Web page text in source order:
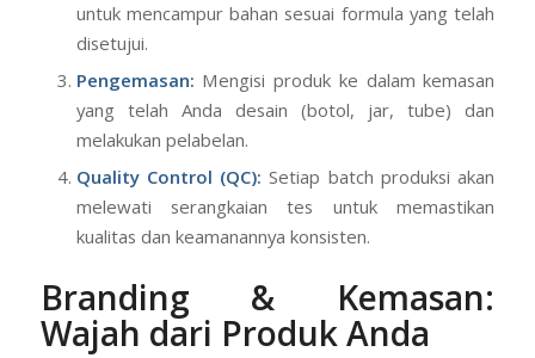
untuk mencampur bahan sesuai formula yang telah
disetujui.
Pengemasan: Mengisi produk ke dalam kemasan
yang telah Anda desain (botol, jar, tube) dan
melakukan pelabelan.
Quality Control (QC): Setiap batch produksi akan
melewati serangkaian tes untuk memastikan
kualitas dan keamanannya konsisten.
Branding & Kemasan:
Wajah dari Produk Anda